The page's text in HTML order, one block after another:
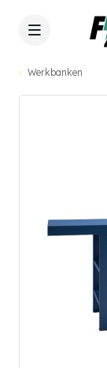
Werkbanken